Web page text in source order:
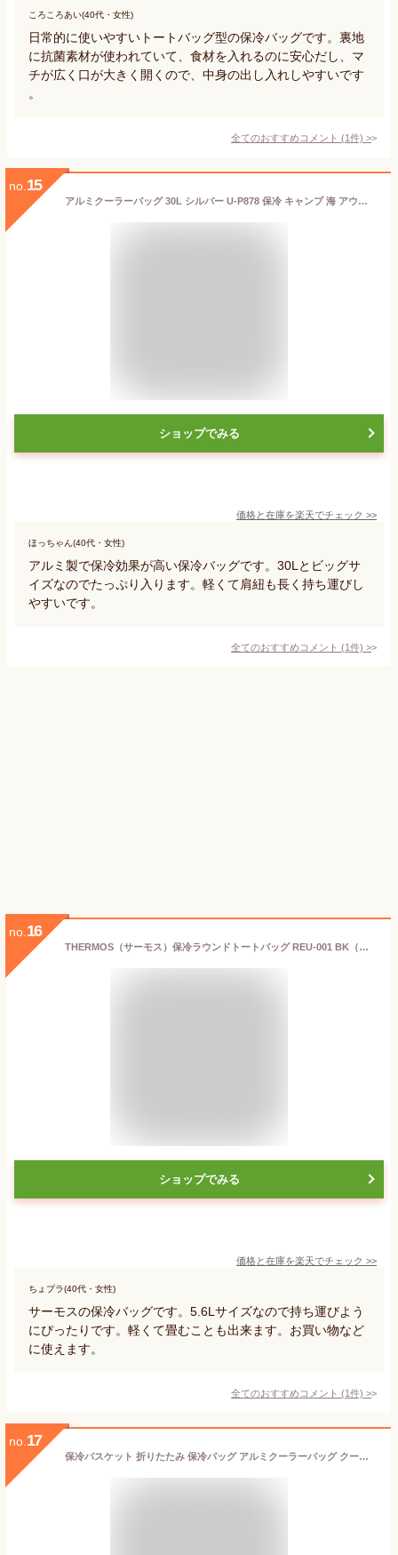
ころころあい(40代・女性)
日常的に使いやすいトートバッグ型の保冷バッグです。裏地
に抗菌素材が使われていて、食材を入れるのに安心だし、マ
チが広く口が大きく開くので、中身の出し入れしやすいです
。
全てのおすすめコメント (1件) >
no. 15
アルミクーラーバッグ 30L シルバー U-P878 保冷 キャンプ 海 アウトドア
ショップでみる
価格と在庫を楽天でチェック >>
ほっちゃん(40代・女性)
アルミ製で保冷効果が高い保冷バッグです。30Lとビッグサ
イズなのでたっぷり入ります。軽くて肩紐も長く持ち運びし
やすいです。
全てのおすすめコメント (1件) >
no. 16
THERMOS（サーモス）保冷ラウンドトートバッグ REU-001 BK（ブラック）（容量 5.6L） （クーラーバッグ）（ラッピング不可）
ショップでみる
価格と在庫を楽天でチェック >>
ちょプラ(40代・女性)
サーモスの保冷バッグです。5.6Lサイズなので持ち運びよう
にぴったりです。軽くて畳むことも出来ます。お買い物など
に使えます。
全てのおすすめコメント (1件) >
no. 17
保冷バスケット 折りたたみ 保冷バッグ アルミクーラーバッグ クーラーボックス 保冷保温 かわいい ソフトクーラー コンパクト 折りたたみ 大容量 軽量 アルミ素材 ダブルファスナー 使い便利 チェック柄 ピックニック アウトドア キャンプ 送料無料